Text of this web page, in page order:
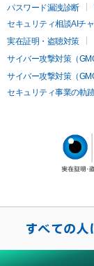
パスワード漏洩診断
セキュリティ相談AIチ
実在証明・盗聴対策
サイバー攻撃対策（
サイバー攻撃対策（
セキュリティ事業の軌